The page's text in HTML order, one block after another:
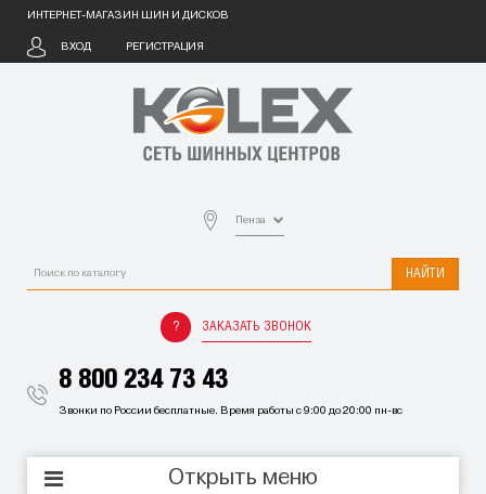
ИНТЕРНЕТ-МАГАЗИН ШИН И ДИСКОВ
ВХОД РЕГИСТРАЦИЯ
Пенза
НАЙТИ
ЗАКАЗАТЬ ЗВОНОК
8 800 234 73 43
Звонки по России бесплатные. Время работы с 9:00 до 20:00 пн-вс
Открыть меню